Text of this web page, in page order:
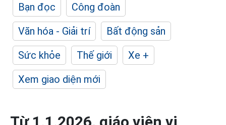
Bạn đọc
Công đoàn
Văn hóa - Giải trí
Bất động sản
Sức khỏe
Thế giới
Xe +
Xem giao diện mới